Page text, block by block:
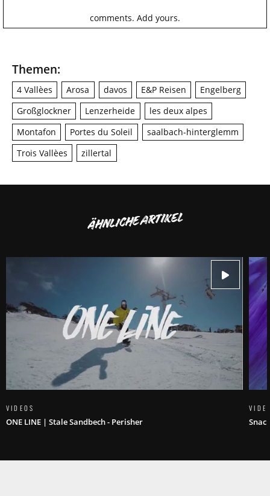
comments. Add yours.
Themen:
4 Vallèes Arosa davos E&P Reisen
Engelberg
Großglockner
Lenzerheide
les deux alpes
Montafon
Portes du Soleil
saalbach-hinterglemm
Trois Vallèes
zillertal
ÄHNLICHE ARTIKEL
VIDEOS
ONE LINE | Stale Sandbech - Perisher